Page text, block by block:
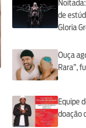
de
Gloria
Ouça
Rara”,
Equipe
doação